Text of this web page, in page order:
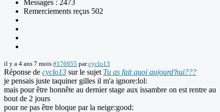
Messages : 2473
Remerciements reçus 502
il y a 4 ans 7 mois #176955 parcyclo13
Réponse de cyclo13 sur le sujet Tu as fait quoi aujourd'hui???
je pensais juste taquiner gilles il m'a ignore:lol:
mais pour être honnête au dernier stage aux issambre on est rentre au
bout de 2 jours
pour ne pas être bloque par la neige:good: